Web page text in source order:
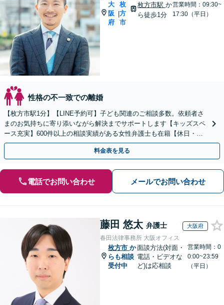
大
阪
府
|
枚
方
市
枚方市駅 か
ら徒歩1分
営業時間：09:30~
17:30（平日）
性格の不一致での離婚
【枚方市駅1分】【LINE予約可】子ども関連のご相談多数。依頼者さ
まのお気持ちに寄り添いながら解決までサポートします【キッズスペ
ース充実】600件以上の相談実績がある女性弁護士も在籍【休日・夜
間面談可能】
料金表を見る
電話でお問い合わせ メールでお問い合わせ
藤田 悠太 弁護士 大阪府
春田法律事務所 大阪オフィス
枚方市 か
らも相談
受付中
面談方法(対面・
電話・ビデオな
ど)は応相談
営業時間：0
0:00~23:59
（平日）